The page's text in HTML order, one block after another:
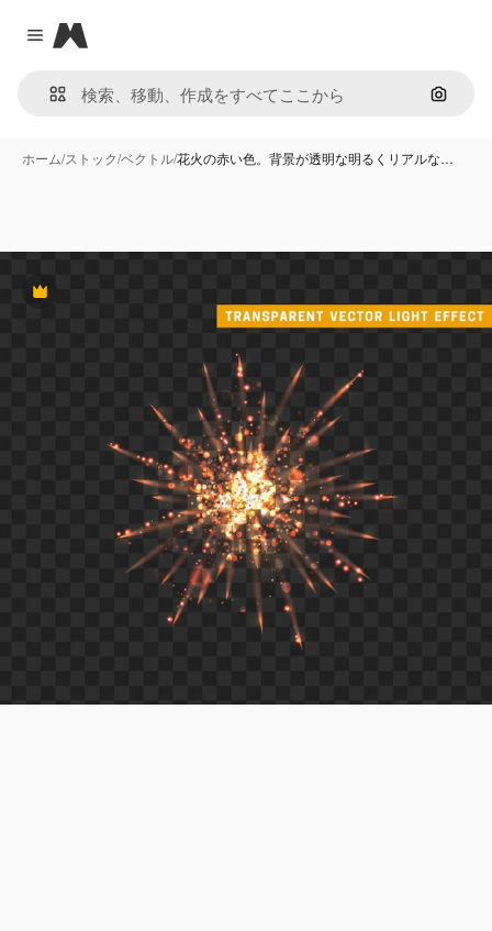
Close menu
Magnific
画像で
ホーム/ストック/ベクトル/花火の赤い色。背景が透明な明るくリアルな…
Premium